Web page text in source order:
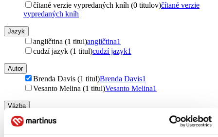
čítané verzie vypredaných kníh (0 titulov)čítané verzie
vypredaných kníh
Jazyk
angličtina (1 titul)angličtina1
cudzí jazyk (1 titul)cudzí jazyk1
Autor
Brenda Davis (1 titul)Brenda Davis1
Vesanto Melina (1 titul)Vesanto Melina1
Väzba
brožovaná väzba (1 titul)
Zúžiť výber